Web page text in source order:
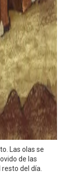
Las olas se
de las
del día.